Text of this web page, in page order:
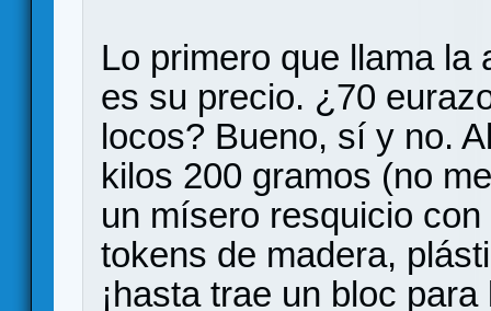
Lo primero que llama
es su precio. ¿70
locos? Bueno, sí y no.
kilos 200 gramos (no
un mísero resquicio
tokens de madera,
¡hasta trae un bloc